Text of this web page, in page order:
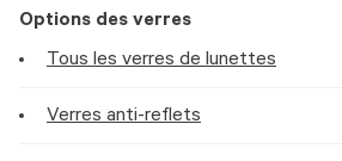
Options des verres
Tous les verres de lunettes
Verres anti-reflets